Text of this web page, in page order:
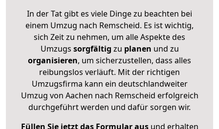
In der Tat gibt es viele Dinge zu beachten bei
einem Umzug nach Remscheid. Es ist wichtig,
sich Zeit zu nehmen, um alle Aspekte des
Umzugs sorgfältig zu planen und zu
organisieren, um sicherzustellen, dass alles
reibungslos verläuft. Mit der richtigen
Umzugsfirma kann ein deutschlandweiter
Umzug von Aachen nach Remscheid erfolgreich
durchgeführt werden und dafür sorgen wir.
Füllen Sie jetzt das Formular ausund erhalten